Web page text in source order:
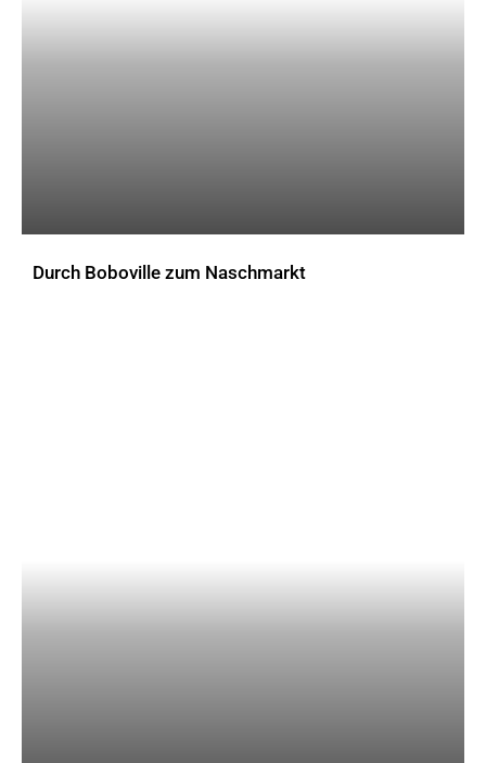
Durch Boboville zum Naschmarkt